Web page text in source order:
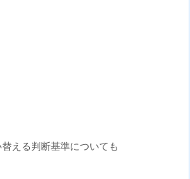
える判断基準についても